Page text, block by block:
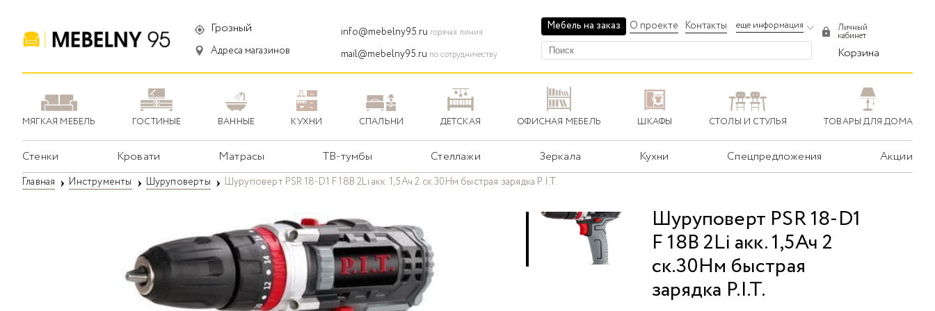
Грозный
Адреса магазинов
info@mebelny95.ru горячая линия
mail@mebelny95.ru по сотрудничеству
Мебель на заказ О проекте Контакты еще информация Личный
кабинет
Корзина
МЯГКАЯ МЕБЕЛЬ ГОСТИНЫЕ ВАННЫЕ КУХНИ СПАЛЬНИ ДЕТСКАЯ ОФИСНАЯ МЕБЕЛЬ ШКАФЫ СТОЛЫ И СТУЛЬЯ ТОВАРЫ ДЛЯ ДОМА
Стенки Кровати Матрасы ТВ-тумбы Стеллажи Зеркала Кухни Спецпредложения Акции
Главная Инструменты Шуруповерты Шуруповерт PSR 18-D1 F 18В 2Li акк. 1,5Ач 2 ск.30Нм быстрая зарядка P.I.T.
Шуруповерт PSR 18-D1
F 18В 2Li акк. 1,5Ач 2
ск.30Нм быстрая
зарядка P.I.T.